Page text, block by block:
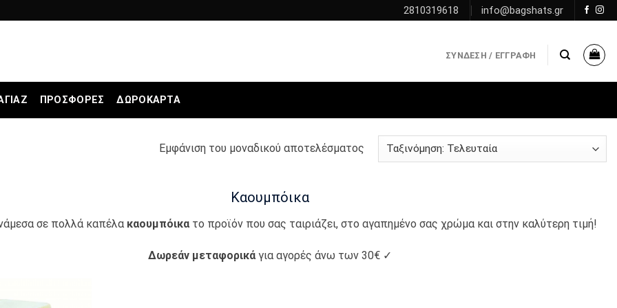
2810319618 info@bagshats.gr
ΣΎΝΔΕΣΗ / ΕΓΓΡΑΦΉ
ΠΡΟΣΦΟΡΕΣ ΔΩΡΟΚΆΡΤΑ
Εμφάνιση του μοναδικού αποτελέσματος
Καουμπόικα
σε πολλά καπέλα καουμπόικα το προϊόν που σας ταιριάζει, στο αγαπημένο σας χρώμα και στην καλύτερη τιμή!
Δωρεάν μεταφορικά για αγορές άνω των 30€ ✓